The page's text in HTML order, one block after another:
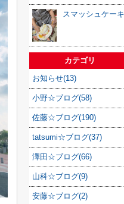
スマッシュケーキ
カテゴリ
お知らせ(13)
小野☆ブログ(58)
佐藤☆ブログ(190)
tatsumi☆ブログ(37)
澤田☆ブログ(66)
山科☆ブログ(9)
安藤☆ブログ(2)